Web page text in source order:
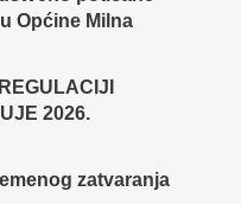
Općine Milna
2026.
zatvaranja